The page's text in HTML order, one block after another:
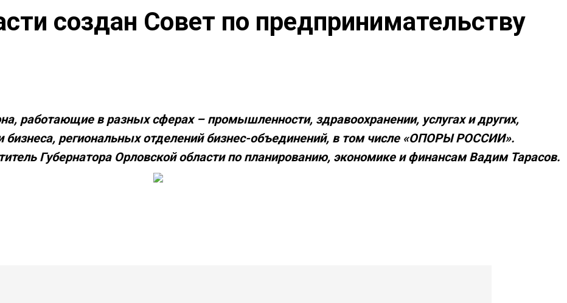
создан Совет по предпринимательству
работающие в разных сферах – промышленности, здравоохранении, услугах и других,
бизнеса, региональных отделений бизнес-объединений, в том числе «ОПОРЫ РОССИИ».
Губернатора Орловской области по планированию, экономике и финансам Вадим Тарасов.